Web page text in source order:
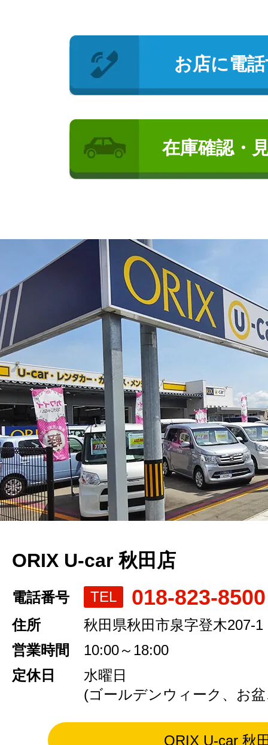
お店に電
在庫確認・
ORIX U-car 秋田店
電話番号 TEL 018-823-8500
住所
秋田県秋田市泉字登木207-1
営業時間
10:00～18:00
定休日
水曜日
(ゴールデンウィーク、お
ORIX U-car 秋